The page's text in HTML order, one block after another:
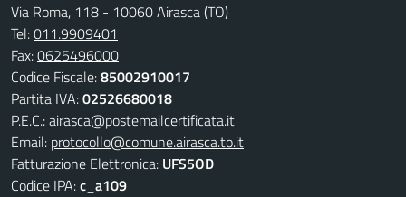
Via Roma, 118 - 10060 Airasca (TO)
Tel:011.9909401
Fax:0625496000
Codice Fiscale:85002910017
Partita IVA:02526680018
P.E.C.:airasca@postemailcertificata.it
Email: protocollo@comune.airasca.to.it
Fatturazione Elettronica: UFS5OD
Codice IPA:c_a109